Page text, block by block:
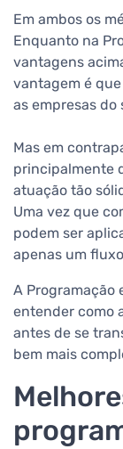
Em ambos os
Enquanto na
vantagens
vantagem é
as empresas do
Mas em
principalmente
atuação tão
Uma vez que
podem ser
apenas um
A Programação
entender como
antes de se
bem mais